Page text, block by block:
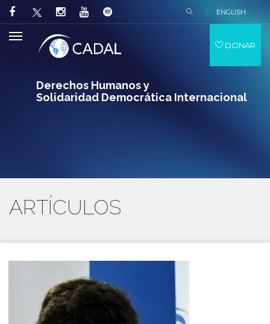
Derechos Humanos y
Solidaridad Democrática Internacional
ENGLISH
DONAR
ARTÍCULOS